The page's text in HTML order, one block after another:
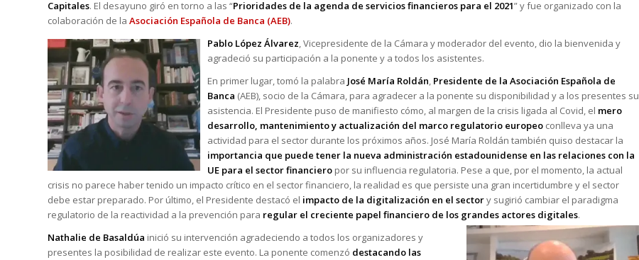
Capitales. El desayuno giró en torno a las “Prioridades de la agenda de servicios financieros para el 2021” y fue organizado con la
colaboración de la Asociación Española de Banca (AEB).
Pablo López Álvarez, Vicepresidente de la Cámara y moderador del evento, dio la bienvenida y
agradeció su participación a la ponente y a todos los asistentes.
En primer lugar, tomó la palabra José María Roldán, Presidente de la Asociación Española de
Banca (AEB), socio de la Cámara, para agradecer a la ponente su disponibilidad y a los presentes su
asistencia. El Presidente puso de manifiesto cómo, al margen de la crisis ligada al Covid, el mero
desarrollo, mantenimiento y actualización del marco regulatorio europeo conlleva ya una
actividad para el sector durante los próximos años. José María Roldán también quiso destacar la
importancia que puede tener la nueva administración estadounidense en las relaciones con la
UE para el sector financiero por su influencia regulatoria. Pese a que, por el momento, la actual
crisis no parece haber tenido un impacto crítico en el sector financiero, la realidad es que persiste una gran incertidumbre y el sector
debe estar preparado. Por último, el Presidente destacó el impacto de la digitalización en el sectory sugirió cambiar el paradigma
regulatorio de la reactividad a la prevención para regular el creciente papel financiero de los grandes actores digitales.
Nathalie de Basaldúa inició su intervención agradeciendo a todos los organizadores y
presentes la posibilidad de realizar este evento. La ponente comenzó destacando las